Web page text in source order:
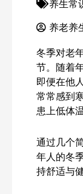
养生常
养老养
冬季对老
节。随着
即便在他
常常感到
患上低体
通过几个
年人的冬
持舒适与健